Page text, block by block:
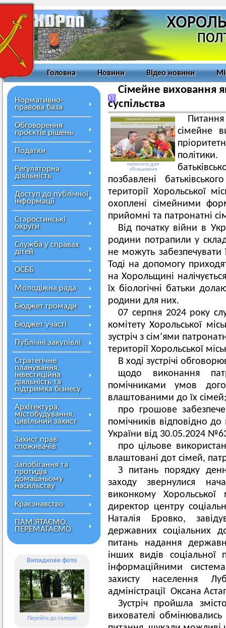
Головна Новини Відео новини
Нормативно-
правова база
Обговорення
проєктів рішень
Податки
Регуляторна
діяльність
Доступ до публічної
інформації
Старостинські
округи
Служба у справах
дітей
ОСББ
Молодіжна рада
Бюджет громади
Бюджет участі
Публічні закупівлі
Стратегічне
планування,
інвестиційна
діяльність та
підтримка бізнесу
Архітектура,
містобудування,
цивільний захист
Захист прав
споживачів
Запобігання та
протидія
домашньому
насильству
Краєзнавство
ПАМ’ЯТАЄМО.
ПЕРЕМАГАЄМО.
Випадкове фото
Перейти до галереї
Сімейне виховання
суспільства
натисніть для
збільшення
сімейне
позбавлені
території Хорольської
охоплені сімейними
прийомні та патронатні
Від початку війни в
родини потрапили у
не можуть
Тоді на допомогу
на Хорольщині
їх біологічні батьки
родини для них.
07 серпня 2024 року
комітету Хорольської
зустріч з сім’ями
території Хорольської
В ході зустрічі
щодо виконання
помічниками умов
влаштованими до їх сімей;
про грошове
помічників відповідно
України від 30.05.2024
про цільове
влаштовані дот сімей,
З питань порядку
заходу звернулися
виконкому Хорольської
директор центру
Наталія Бровко,
державних соціальних
питань надання
інших видів
інформаційними
захисту населення
адміністрації Оксана
Зустріч пройшла
вихователі